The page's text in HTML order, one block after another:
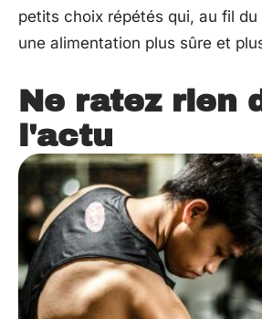
petits choix répétés qui, au fil
une alimentation plus sûre et
Ne ratez rien
l'actu